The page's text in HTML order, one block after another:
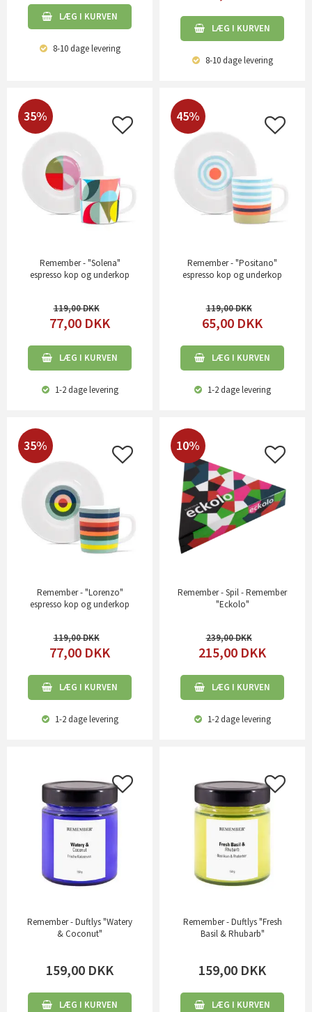
LÆG I KURVEN
8-10 dagelevering
LÆG I KURVEN
8-10 dagelevering
35%
Remember - "Solena"
espresso kop og underkop
119,00
77,00 DKK
LÆG I KURVEN
1-2 dagelevering
45%
Remember - "Positano"
espresso kop og underkop
119,00
65,00 DKK
LÆG I KURVEN
1-2 dagelevering
35%
Remember - "Lorenzo"
espresso kop og underkop
119,00
77,00 DKK
LÆG I KURVEN
1-2 dagelevering
10%
Remember - Spil - Remember
"Eckolo"
239,00
215,00 DKK
LÆG I KURVEN
1-2 dagelevering
Remember - Duftlys "Watery
& Coconut"
159,00 DKK
LÆG I KURVEN
Remember - Duftlys "Fresh
Basil & Rhubarb"
159,00 DKK
LÆG I KURVEN